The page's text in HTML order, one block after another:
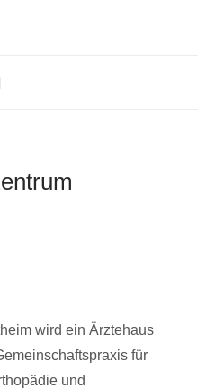
wird ein Ärztehaus
für
und